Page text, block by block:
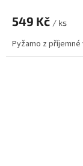
549 Kč / ks
Pyžamo z